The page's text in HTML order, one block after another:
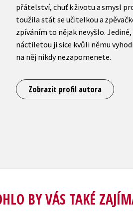
přátelství, chuť k životu a smysl
toužila stát se učitelkou a
zpíváním to nějak nevyšlo.
náctiletou ji sice kvůli němu
na něj nikdy nezapomenete.
Zobrazit profil autora
BY VÁS TAKÉ